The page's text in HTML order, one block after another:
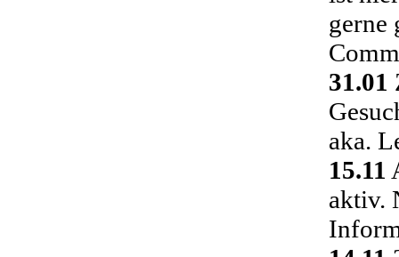
gerne
31.01
aka.
15.11
aktiv.